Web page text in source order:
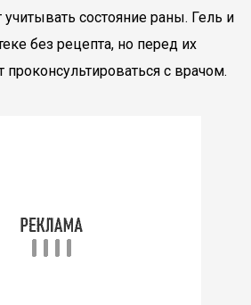
состояние раны. Гель и
без рецепта, но перед их
проконсультироваться с врачом.